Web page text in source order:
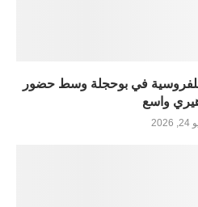
للفروسية في بوحجلة وسط حضور
واسع